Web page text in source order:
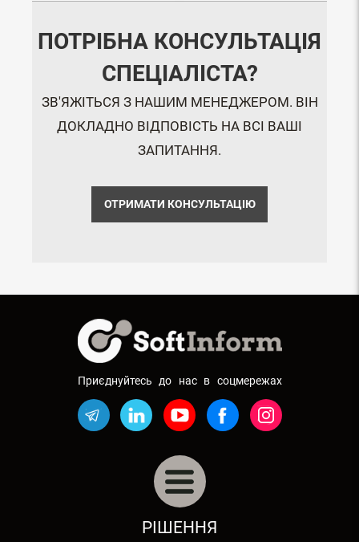
ПОТРІБНА КОНСУЛЬТАЦІЯ
СПЕЦІАЛІСТА?
ЗВ'ЯЖІТЬСЯ З НАШИМ МЕНЕДЖЕРОМ. ВІН
ДОКЛАДНО ВІДПОВІСТЬ НА ВСІ ВАШІ
ЗАПИТАННЯ.
ОТРИМАТИ КОНСУЛЬТАЦІЮ
Приєднуйтесь до нас в соцмережах
АВТОБІЗНЕС: АВТОСАЛОНИ, СТО
РІШЕННЯ